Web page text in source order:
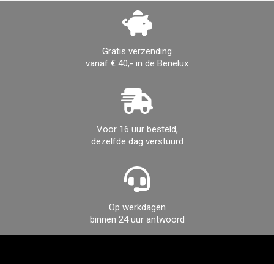
Gratis verzending
vanaf € 40,- in de Benelux
Voor 16 uur besteld,
dezelfde dag verstuurd
Op werkdagen
binnen 24 uur antwoord